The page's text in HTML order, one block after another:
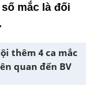
mắc là đối
thêm 4 ca mắc
quan đến BV